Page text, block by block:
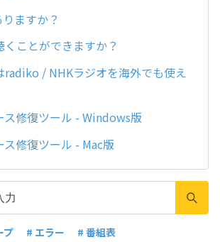
ますか？
くことができますか？
radiko / NHKラジオを海外でも使え
ス修復ツール - Windows版
ス修復ツール - Mac版
プ # エラー # 番組表